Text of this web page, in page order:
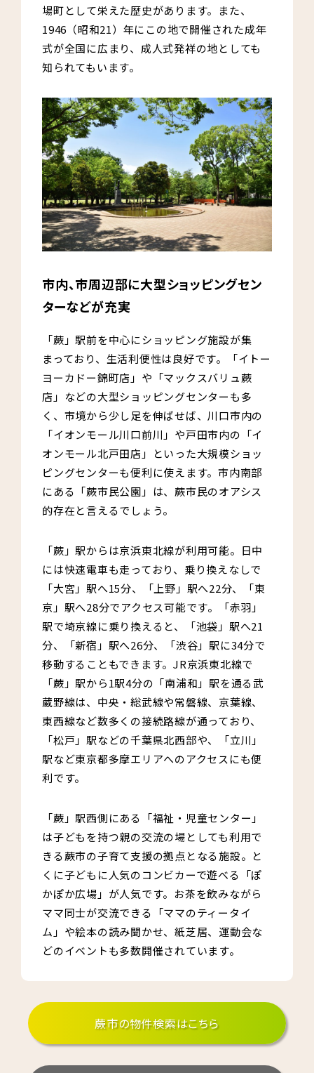
場町として栄えた歴史があります。また、
1946（昭和21）年にこの地で開催された成年
式が全国に広まり、成人式発祥の地としても
知られてもいます。
市内、市周辺部に大型ショッピングセン
ターなどが充実
「蕨」駅前を中心にショッピング施設が集
まっており、生活利便性は良好です。「イトー
ヨーカドー錦町店」や「マックスバリュ蕨
店」などの大型ショッピングセンターも多
く、市境から少し足を伸ばせば、川口市内の
「イオンモール川口前川」や戸田市内の「イ
オンモール北戸田店」といった大規模ショッ
ピングセンターも便利に使えます。市内南部
にある「蕨市民公園」は、蕨市民のオアシス
的存在と言えるでしょう。
「蕨」駅からは京浜東北線が利用可能。日中
には快速電車も走っており、乗り換えなしで
「大宮」駅へ15分、「上野」駅へ22分、「東
京」駅へ28分でアクセス可能です。「赤羽」
駅で埼京線に乗り換えると、「池袋」駅へ21
分、「新宿」駅へ26分、「渋谷」駅に34分で
移動することもできます。JR京浜東北線で
「蕨」駅から1駅4分の「南浦和」駅を通る武
蔵野線は、中央・総武線や常磐線、京葉線、
東西線など数多くの接続路線が通っており、
「松戸」駅などの千葉県北西部や、「立川」
駅など東京都多摩エリアへのアクセスにも便
利です。
「蕨」駅西側にある「福祉・児童センター」
は子どもを持つ親の交流の場としても利用で
きる蕨市の子育て支援の拠点となる施設。と
くに子どもに人気のコンビカーで遊べる「ぽ
かぽか広場」が人気です。お茶を飲みながら
ママ同士が交流できる「ママのティータイ
ム」や絵本の読み聞かせ、紙芝居、運動会な
どのイベントも多数開催されています。
蕨市の物件検索はこちら